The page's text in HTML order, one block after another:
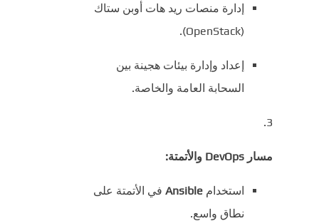
إدارة منصات ريد هات أوبن ستاك
(OpenStack).
إعداد وإدارة بيئات هجينة بين
السحابة العامة والخاصة.
مسار DevOps والأتمتة:
استخدام Ansible في الأتمتة على
نطاق واسع.